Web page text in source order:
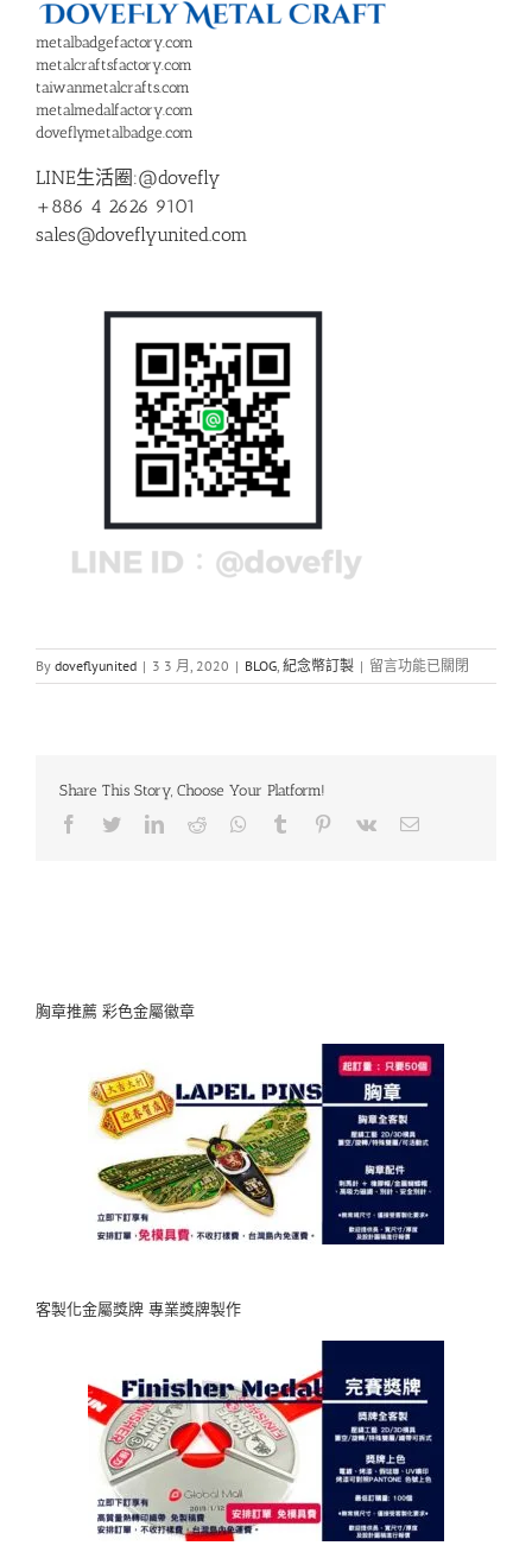
metalbadgefactory.com
metalcraftsfactory.com
taiwanmetalcrafts.com
metalmedalfactory.com
doveflymetalbadge.com
LINE生活圈:@dovefly
+886 4 2626 9101
sales@doveflyunited.com
By doveflyunited | 3 3 月, 2020 | BLOG, 紀念幣訂製 | 在
〈從
廠
幣〉
中
留言功能已關閉
Share This Story, Choose Your Platform!
Facebook
TwitterLinkedIn
Reddit Whatsapp
Tumblr Pinterest
Vk Email
胸章推薦 彩色金屬徽章
客製化金屬獎牌 專業獎牌製作